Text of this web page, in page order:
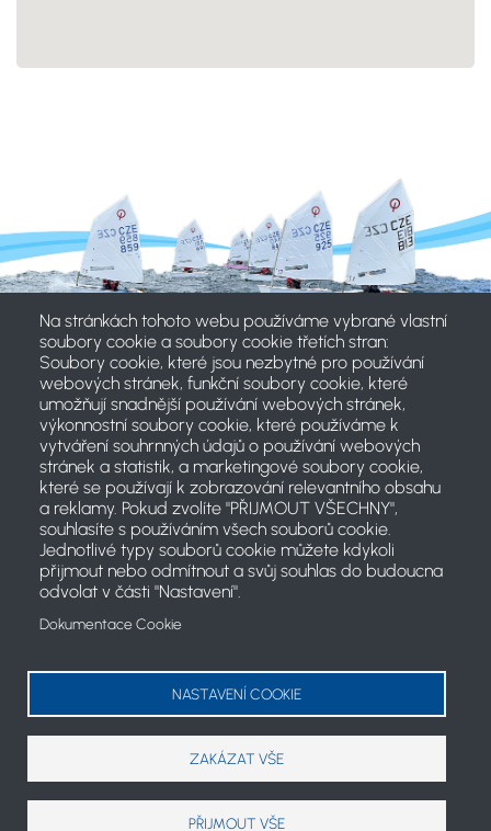
Na stránkách tohoto webu používáme vybrané vlastní
soubory cookie a soubory cookie třetích stran:
Soubory cookie, které jsou nezbytné pro používání
webových stránek, funkční soubory cookie, které
umožňují snadnější používání webových stránek,
výkonnostní soubory cookie, které používáme k
vytváření souhrnných údajů o používání webových
stránek a statistik, a marketingové soubory cookie,
které se používají k zobrazování relevantního obsahu
a reklamy. Pokud zvolíte "PŘIJMOUT VŠECHNY",
souhlasíte s používáním všech souborů cookie.
Jednotlivé typy souborů cookie můžete kdykoli
přijmout nebo odmítnout a svůj souhlas do budoucna
odvolat v části "Nastavení".
Dokumentace Cookie
NASTAVENÍ COOKIE
ZAKÁZAT VŠE
PŘIJMOUT VŠE
Koncept projektu a články: PR komise ČSJ